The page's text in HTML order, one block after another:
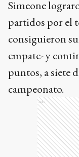
Simeone
partidos por el
consiguieron
empate- y
puntos, a siete
campeonato.
Ads